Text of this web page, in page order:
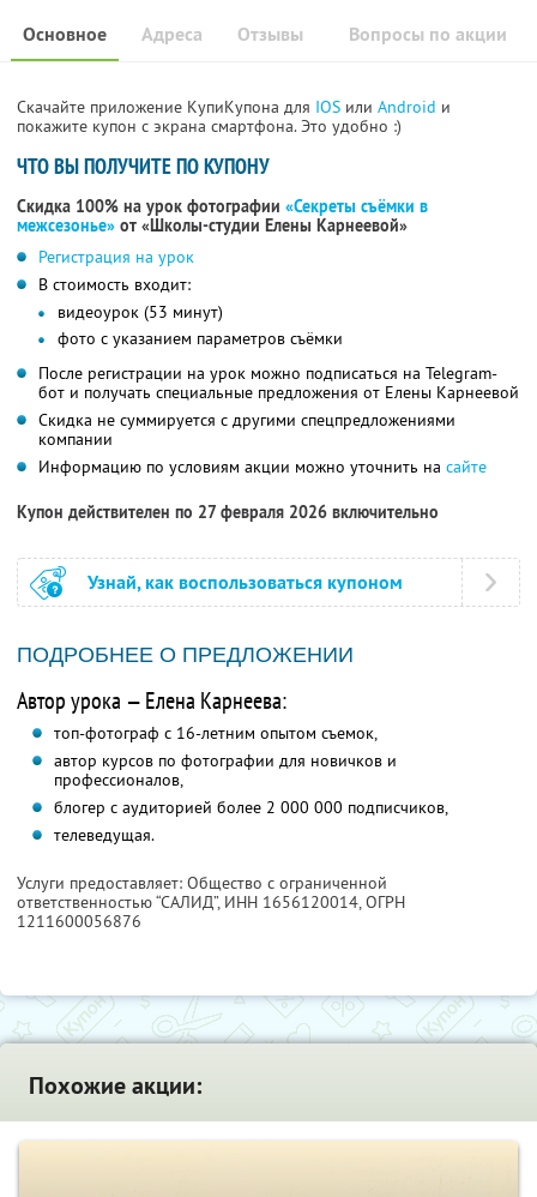
Основное Отзывы Вопросы по акции
Адреса
Скачайте приложение КупиКупона для IOS или Android и
покажите купон с экрана смартфона. Это удобно :)
ЧТО ВЫ ПОЛУЧИТЕ ПО КУПОНУ
Скидка 100% на урок фотографии «Секреты съёмки в
межсезонье» от «Школы-студии Елены Карнеевой»
Регистрация на урок
В стоимость входит:
видеоурок (53 минут)
фото с указанием параметров съёмки
После регистрации на урок можно подписаться на Telegram-
бот и получать специальные предложения от Елены Карнеевой
Скидка не суммируется с другими спецпредложениями
компании
Информацию по условиям акции можно уточнить на сайте
Купон действителен по 27 февраля 2026 включительно
Узнай, как воспользоваться купоном
ПОДРОБНЕЕ О ПРЕДЛОЖЕНИИ
Автор урока — Елена Карнеева:
топ-фотограф с 16-летним опытом съемок,
автор курсов по фотографии для новичков и
профессионалов,
блогер с аудиторией более 2 000 000 подписчиков,
телеведущая.
Услуги предоставляет: Общество с ограниченной
ответственностью “САЛИД”, ИНН 1656120014, ОГРН
1211600056876
Похожие акции: